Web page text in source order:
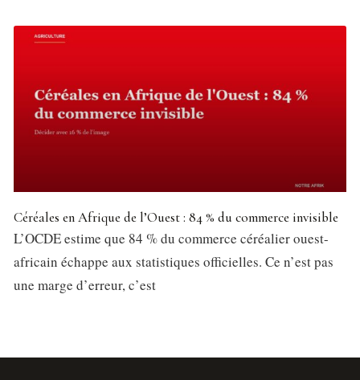
Céréales en Afrique de l’Ouest : 84 % du commerce invisible
L’OCDE estime que 84 % du commerce céréalier ouest-
africain échappe aux statistiques officielles. Ce n’est pas
une marge d’erreur, c’est